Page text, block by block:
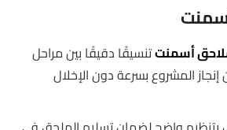
أسمنتتنسيقًا دقيقًا بين مراحل
إنجاز المشروع بسرعة دون الإخلال